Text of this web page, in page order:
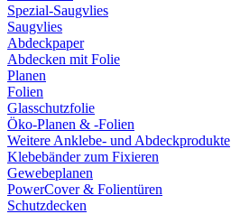
Spezial-Saugvlies
Saugvlies
Abdeckpaper
Abdecken mit Folie
Planen
Folien
Glasschutzfolie
Öko-Planen & -Folien
Weitere Anklebe- und Abdeckprodukte
Klebebänder zum Fixieren
Gewebeplanen
PowerCover & Folientüren
Schutzdecken